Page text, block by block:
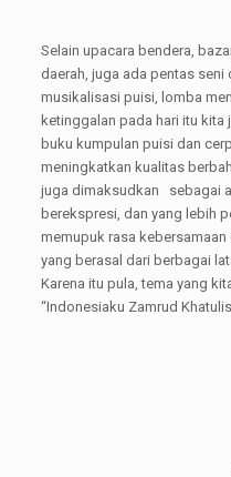
Selain upacara bendera,
daerah, juga ada pentas seni
musikalisasi puisi, lomba
ketinggalan pada hari itu kita
buku kumpulan puisi dan
meningkatkan kualitas
juga dimaksudkan sebagai
berekspresi, dan yang lebih
memupuk rasa
yang berasal dari berbagai
Karena itu pula, tema yang
“Indonesiaku Zamrud